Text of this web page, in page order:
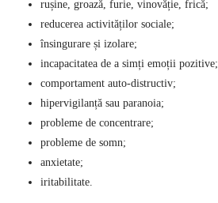
rușine, groază, furie, vinovăție, frică;
reducerea activităților sociale;
însingurare și izolare;
incapacitatea de a simți emoții pozitive;
comportament auto-distructiv;
hipervigilanță sau paranoia;
probleme de concentrare;
probleme de somn;
anxietate;
iritabilitate.